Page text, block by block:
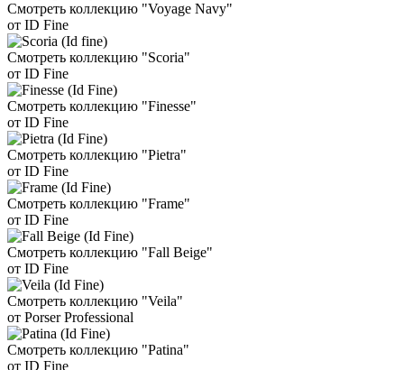
Смотреть коллекцию "Voyage Navy"
от ID Fine
Смотреть коллекцию "Scoria"
от ID Fine
Смотреть коллекцию "Finesse"
от ID Fine
Смотреть коллекцию "Pietra"
от ID Fine
Смотреть коллекцию "Frame"
от ID Fine
Смотреть коллекцию "Fall Beige"
от ID Fine
Смотреть коллекцию "Veila"
от Porser Professional
Смотреть коллекцию "Patina"
от ID Fine